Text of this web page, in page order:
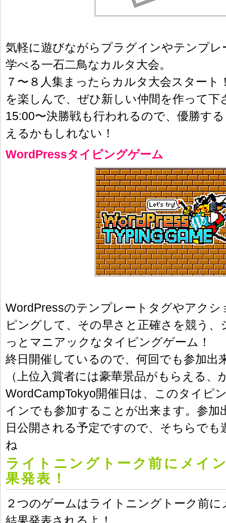
気軽に遊びながらプラグインやテンプ
学べる一石二鳥なカルタ大会。
７〜８人集まったらカルタ大会スタート
を楽しんで、ぜひ新しい仲間を作って下
15:00〜決勝戦も行われるので、優勝す
えるかもしれない！
WordPressタイピングゲーム
WordPressのテンプレートタグやアク
ピングして、その早さと正確さを競う
っとマニアックなタイピングゲーム！
終日開催しているので、何回でも参加出
（上位入賞者には豪華景品がもらえる、
WordCampTokyo開催日は、このタイピ
インでも参加することが出来ます。参加
日公開される予定ですので、そちらでも
ね
ライトニングトーク前にメイ
果発表！
２つのゲームはライトニングトーク前
結果発表されるよ！